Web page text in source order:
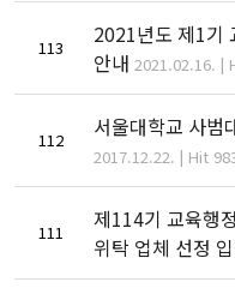
113
2021년도 제1기
안내 2021.02.16. |
112 서울대학교 사범
2017.12.22. | Hit
111
제114기 교육행
위탁 업체 선정